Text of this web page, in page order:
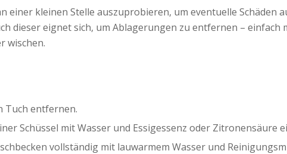
kleinen Stelle auszuprobieren, um eventuelle Schäden
dieser eignet sich, um Ablagerungen zu entfernen –
wischen.
Tuch entfernen.
Schüssel mit Wasser und Essigessenz oder Zitronensäure
vollständig mit lauwarmem Wasser und